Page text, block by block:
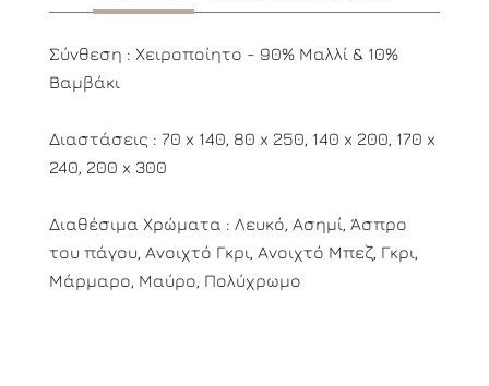
Σύνθεση : Χειροποίητο - 90% Μαλλί & 10%
Βαμβάκι
Διαστάσεις : 70 x 140, 80 x 250, 140 x 200, 170 x
240, 200 x 300
Διαθέσιμα Χρώματα : Λευκό, Ασημί, Άσπρο
του πάγου, Ανοιχτό Γκρι, Ανοιχτό Μπεζ, Γκρι,
Μάρμαρο, Μαύρο, Πολύχρωμο